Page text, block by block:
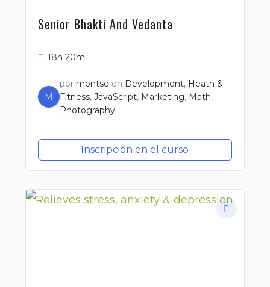
Senior Bhakti And Vedanta
18h 20m
M
por montse en Development, Heath &
Fitness, JavaScript, Marketing, Math,
Photography
Inscripción en el curso